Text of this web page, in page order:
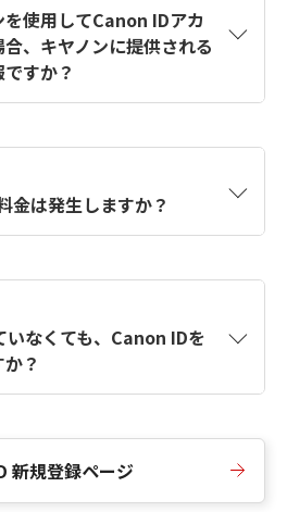
法は【カメラ】Canon IDとは
IDの作成方法は？をご確認く
使用してCanon IDアカ
、キヤノンに提供される
すか？
ら取得します。アカウントを
ように、この情報を使用して
ォームを入力します。
金は発生しますか？
なくても、Canon IDを
？
新規登録ページ